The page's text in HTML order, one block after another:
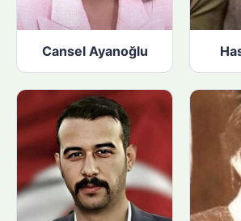
Cansel Ayanoğlu